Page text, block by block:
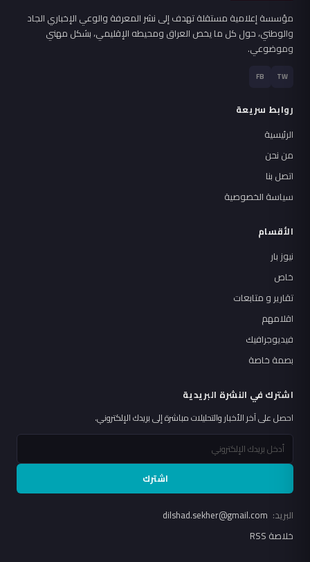
مؤسسة إعلامية مستقلة تهدف إلى نشر المعرفة والوعي الإخباري الجاد
والوطني، حول كل ما يخص العراق ومحيطه الإقليمي، بشكل مهني
وموضوعي.
TW
FB
روابط سريعة
الرئيسية
من نحن
اتصل بنا
سياسة الخصوصية
الأقسام
نيوز بار
خاص
تقارير و متابعات
اقلامهم
فيديوجرافيك
بصمة خاصة
اشترك في النشرة البريدية
احصل على آخر الأخبار والتحليلات مباشرة إلى بريدك الإلكتروني.
اشترك
البريد:
خلاصة RSS